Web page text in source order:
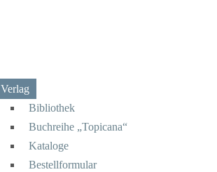
Verlag
Bibliothek
Buchreihe „Topicana“
Kataloge
Bestellformular